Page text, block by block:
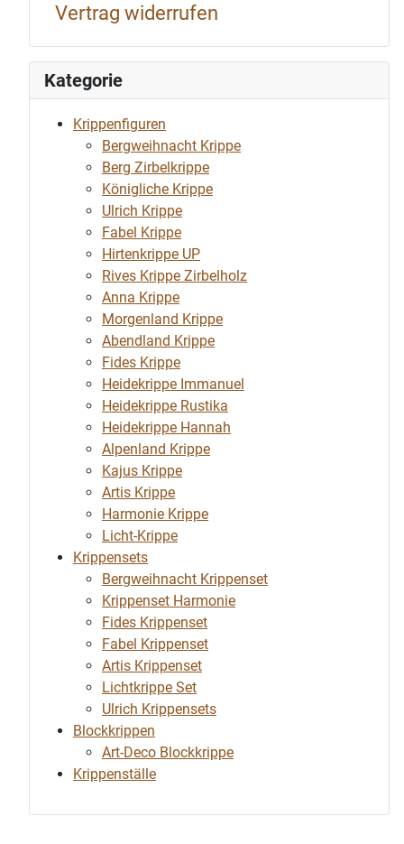
Vertrag widerrufen
Kategorie
Krippenfiguren
Bergweihnacht Krippe
Berg Zirbelkrippe
Königliche Krippe
Ulrich Krippe
Fabel Krippe
Hirtenkrippe UP
Rives Krippe Zirbelholz
Anna Krippe
Morgenland Krippe
Abendland Krippe
Fides Krippe
Heidekrippe Immanuel
Heidekrippe Rustika
Heidekrippe Hannah
Alpenland Krippe
Kajus Krippe
Artis Krippe
Harmonie Krippe
Licht-Krippe
Krippensets
Bergweihnacht Krippenset
Krippenset Harmonie
Fides Krippenset
Fabel Krippenset
Artis Krippenset
Lichtkrippe Set
Ulrich Krippensets
Blockkrippen
Art-Deco Blockkrippe
Krippenställe